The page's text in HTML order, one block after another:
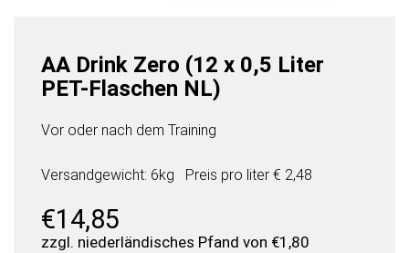
AA Drink Zero (12 x 0,5 Liter
PET-Flaschen NL)
Vor oder nach dem Training
Versandgewicht: 6kg Preis pro liter € 2,48
€14,85
zzgl. niederländisches Pfand von €1,80